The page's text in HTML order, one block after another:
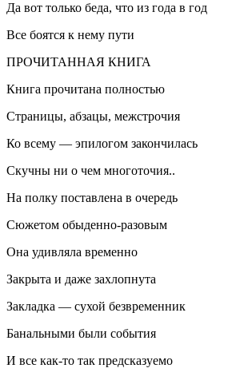
Да вот только беда, что из года в год
Все боятся к нему пути
ПРОЧИТАННАЯ КНИГА
Книга прочитана полностью
Страницы, абзацы, межстрочия
Ко всему — эпилогом закончилась
Скучны ни о чем многоточия..
На полку поставлена в очередь
Сюжетом обыденно-разовым
Она удивляла временно
Закрыта и даже захлопнута
Закладка — сухой безвременник
Банальными были события
И все как-то так предсказуемо